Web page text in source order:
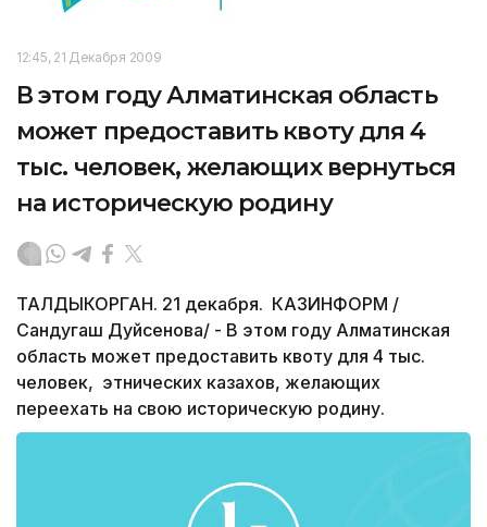
12:45, 21 Декабря 2009
В этом году Алматинская область
может предоставить квоту для 4
тыс. человек, желающих вернуться
на историческую родину
ТАЛДЫКОРГАН. 21 декабря. КАЗИНФОРМ /
Сандугаш Дуйсенова/ - В этом году Алматинская
область может предоставить квоту для 4 тыс.
человек, этнических казахов, желающих
переехать на свою историческую родину.